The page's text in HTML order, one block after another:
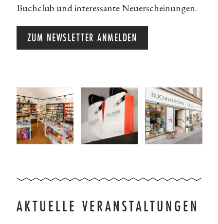
Buchclub und interessante Neuerscheinungen.
ZUM NEWSLETTER ANMELDEN
AKTUELLE VERANSTALTUNGEN